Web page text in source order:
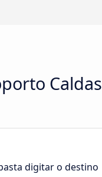
Caldas
digitar o destino